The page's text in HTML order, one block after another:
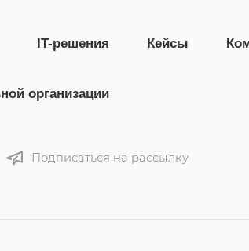
IT-решения Кейсы
организации
Подписаться на рассылку